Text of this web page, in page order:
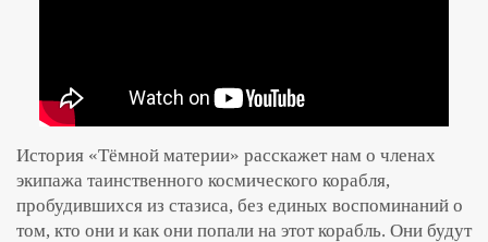
История «Тёмной материи» расскажет нам о членах
экипажа таинственного космического корабля,
пробудившихся из стазиса, без единых воспоминаний о
том, кто они и как они попали на этот корабль. Они будут